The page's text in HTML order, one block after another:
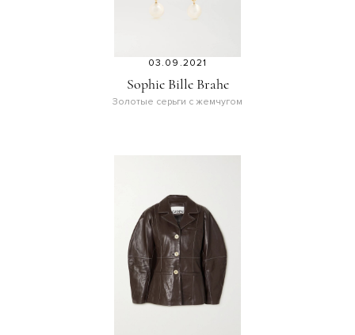
03.09.2021
Sophie Bille Brahe
Золотые серьги с жемчугом